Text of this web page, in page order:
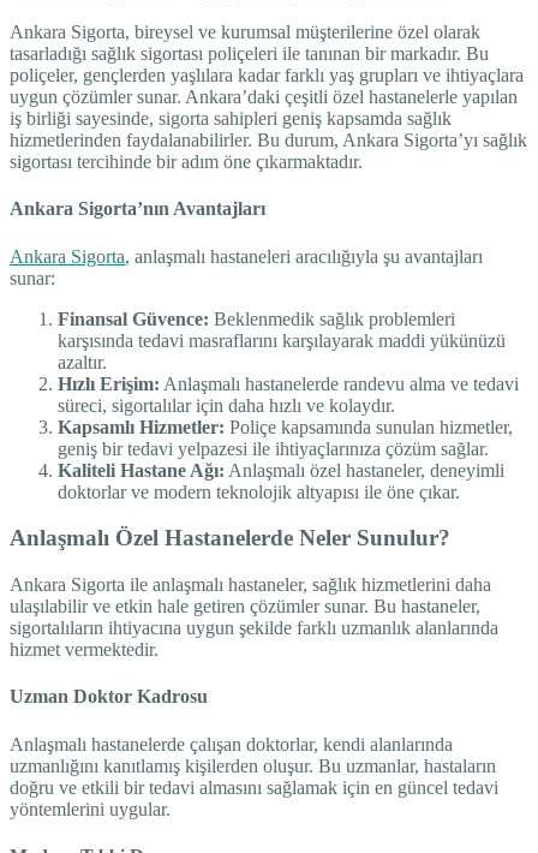
Ankara Sigorta, bireysel ve kurumsal müşterilerine özel olarak
tasarladığı sağlık sigortası poliçeleri ile tanınan bir markadır. Bu
poliçeler, gençlerden yaşlılara kadar farklı yaş grupları ve ihtiyaçlara
uygun çözümler sunar. Ankara’daki çeşitli özel hastanelerle yapılan
iş birliği sayesinde, sigorta sahipleri geniş kapsamda sağlık
hizmetlerinden faydalanabilirler. Bu durum, Ankara Sigorta’yı sağlık
sigortası tercihinde bir adım öne çıkarmaktadır.
Ankara Sigorta’nın Avantajları
Ankara Sigorta, anlaşmalı hastaneleri aracılığıyla şu avantajları
sunar:
Finansal Güvence: Beklenmedik sağlık problemleri
karşısında tedavi masraflarını karşılayarak maddi yükünüzü
azaltır.
Hızlı Erişim: Anlaşmalı hastanelerde randevu alma ve tedavi
süreci, sigortalılar için daha hızlı ve kolaydır.
Kapsamlı Hizmetler: Poliçe kapsamında sunulan hizmetler,
geniş bir tedavi yelpazesi ile ihtiyaçlarınıza çözüm sağlar.
Kaliteli Hastane Ağı: Anlaşmalı özel hastaneler, deneyimli
doktorlar ve modern teknolojik altyapısı ile öne çıkar.
Anlaşmalı Özel Hastanelerde Neler Sunulur?
Ankara Sigorta ile anlaşmalı hastaneler, sağlık hizmetlerini daha
ulaşılabilir ve etkin hale getiren çözümler sunar. Bu hastaneler,
sigortalıların ihtiyacına uygun şekilde farklı uzmanlık alanlarında
hizmet vermektedir.
Uzman Doktor Kadrosu
Anlaşmalı hastanelerde çalışan doktorlar, kendi alanlarında
uzmanlığını kanıtlamış kişilerden oluşur. Bu uzmanlar, hastaların
doğru ve etkili bir tedavi almasını sağlamak için en güncel tedavi
yöntemlerini uygular.